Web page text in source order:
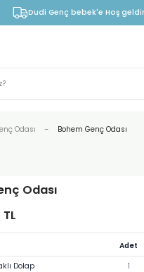
Dudi Genç bebek'e Hoş
Odası Bohem Genç Odası
Odası
Adet
Dolap
1